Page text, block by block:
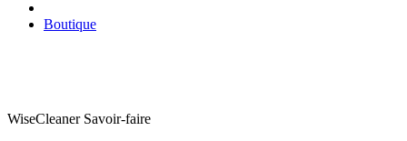
Boutique
WiseCleaner Savoir-faire